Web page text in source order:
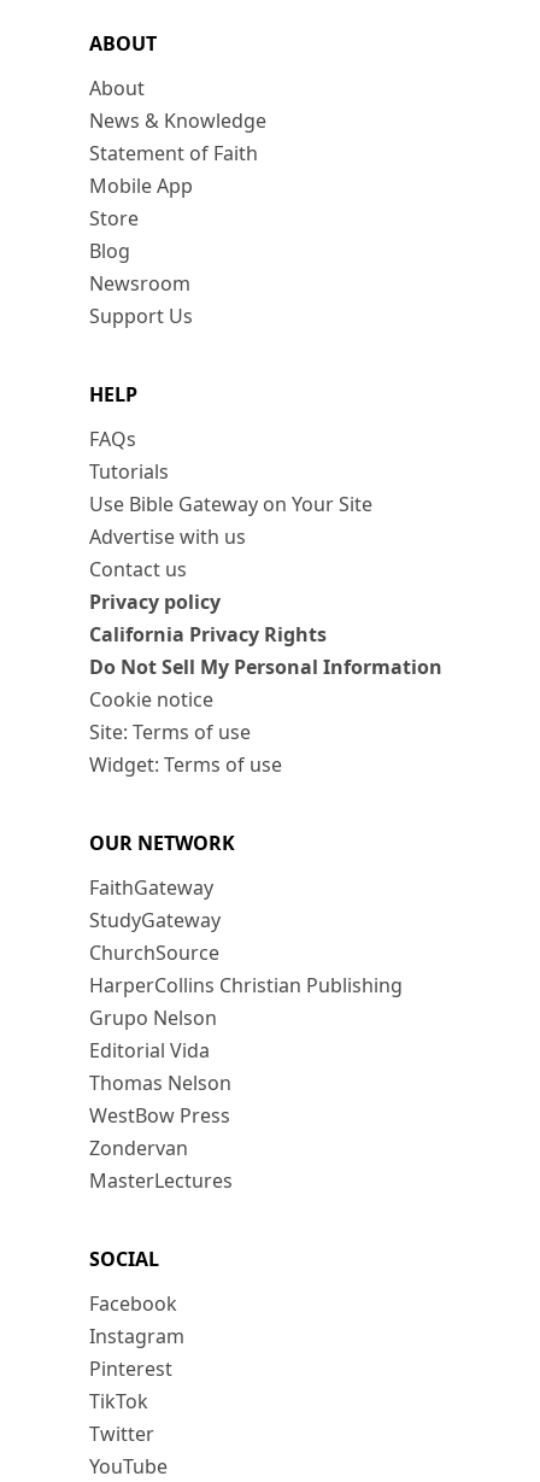
ABOUT
About
News & Knowledge
Statement of Faith
Mobile App
Store
Blog
Newsroom
Support Us
HELP
FAQs
Tutorials
Use Bible Gateway on Your Site
Advertise with us
Contact us
Privacy policy
California Privacy Rights
Do Not Sell My Personal Information
Cookie notice
Site: Terms of use
Widget: Terms of use
OUR NETWORK
FaithGateway
StudyGateway
ChurchSource
HarperCollins Christian Publishing
Grupo Nelson
Editorial Vida
Thomas Nelson
WestBow Press
Zondervan
MasterLectures
SOCIAL
Facebook
Instagram
Pinterest
TikTok
Twitter
YouTube